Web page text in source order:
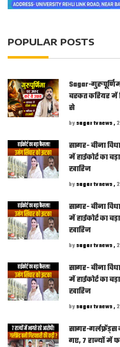
POPULAR POSTS
Sagar-
बरकत करियर में
से
bysagar tv news ,
सागर- बीना
में हाईकोर्ट का
खारिज
bysagar tv news ,
सागर- बीना
में हाईकोर्ट का
खारिज
bysagar tv news ,
सागर- बीना
में हाईकोर्ट का
खारिज
bysagar tv news ,
सागर-गर्लफ्रेंड्स
गए, 7 राज्यों में